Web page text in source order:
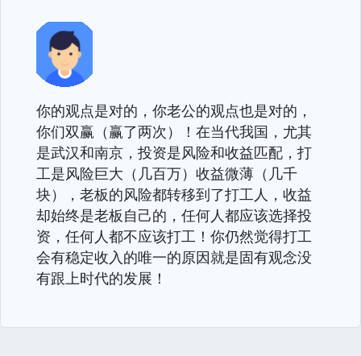
你的观点是对的，你老公的观点也是对的，
你们双赢（赢了两次）！在当代我国，尤其
是武汉和南京，投资是风险和收益匹配，打
工是风险巨大（几百万）收益微薄（几千
块），老板的风险都转移到了打工人，收益
却始终是老板自己的，任何人都应该选择投
资，任何人都不应该打工！你仍然觉得打工
会有稳定收入的唯一的原因就是固有观念没
有跟上时代的发展！